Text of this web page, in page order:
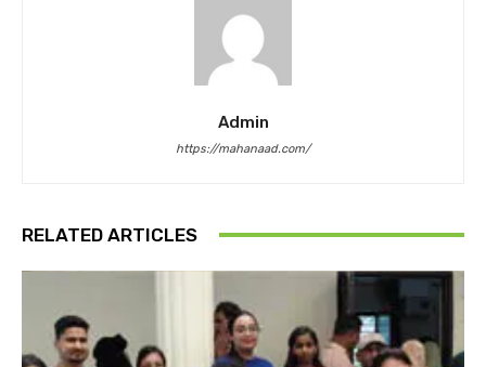
Admin
https://mahanaad.com/
RELATED ARTICLES